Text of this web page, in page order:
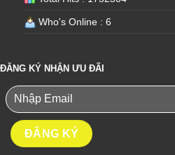
Who's Online : 6
ĐĂNG KÝ NHẬN ƯU ĐÃI